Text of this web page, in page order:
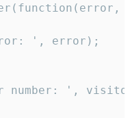
', error);
number: ',